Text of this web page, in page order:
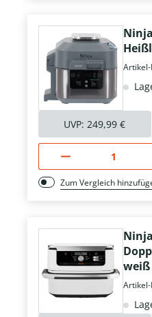
UVP: 249,99 €
Zum Vergleich
weiß